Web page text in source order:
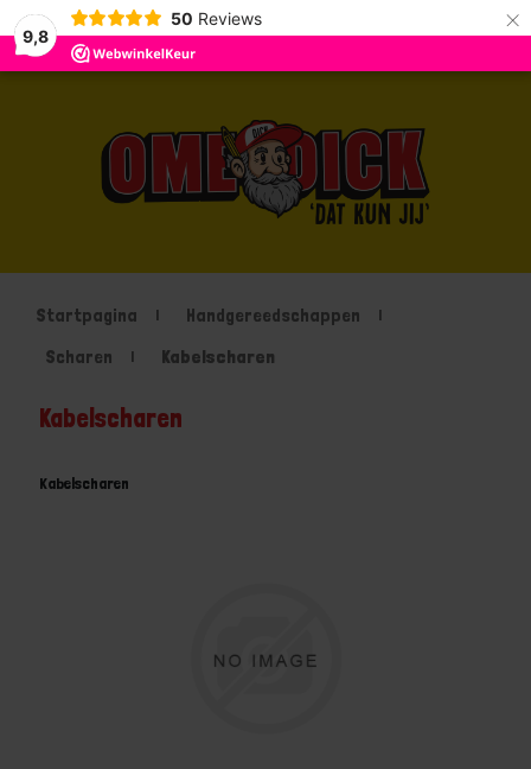
9,8
50 Reviews ×
Startpagina
Handgereedschappen
Scharen
Kabelscharen
Kabelscharen
Kabelscharen